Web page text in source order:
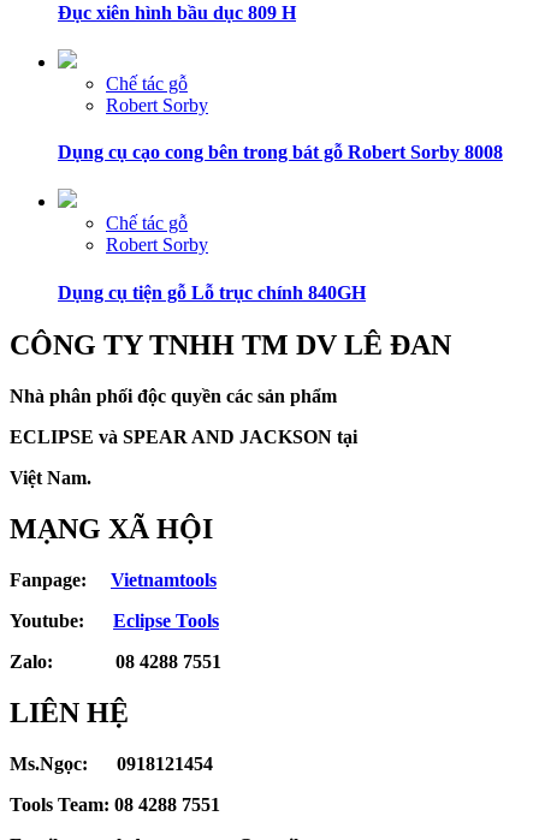
Đục xiên hình bầu dục 809 H
Chế tác gỗ
Robert Sorby
Dụng cụ cạo cong bên trong bát gỗ Robert Sorby 8008
Chế tác gỗ
Robert Sorby
Dụng cụ tiện gỗ Lỗ trục chính 840GH
CÔNG TY TNHH TM DV LÊ ĐAN
Nhà phân phối độc quyền các sản phẩm
ECLIPSE và SPEAR AND JACKSON tại
Việt Nam.
MẠNG XÃ HỘI
Fanpage: Vietnamtools
Youtube: Eclipse Tools
Zalo: 08 4288 7551
LIÊN HỆ
Ms.Ngọc: 0918121454
Tools Team: 08 4288 7551